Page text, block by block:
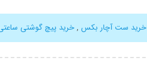
خرید ست آچار بکس ,خرید پیچ گوشتی